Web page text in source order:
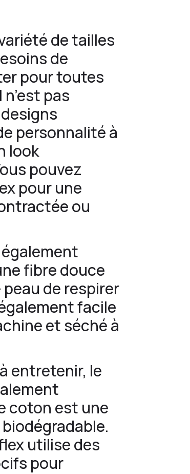
de tailles
de
pour toutes
pas
personnalité à
look
pouvez
pour une
ou
fibre douce
de respirer
facile
et séché à
entretenir, le
coton est une
utilise des
pour